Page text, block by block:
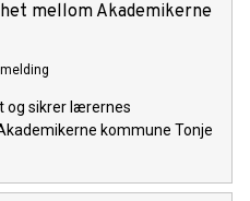
mellom Akademikerne
og sikrer lærernes
kommune Tonje